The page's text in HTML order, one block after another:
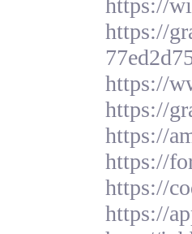
https://
https://
https://
https://
https://
https://
https://
https://